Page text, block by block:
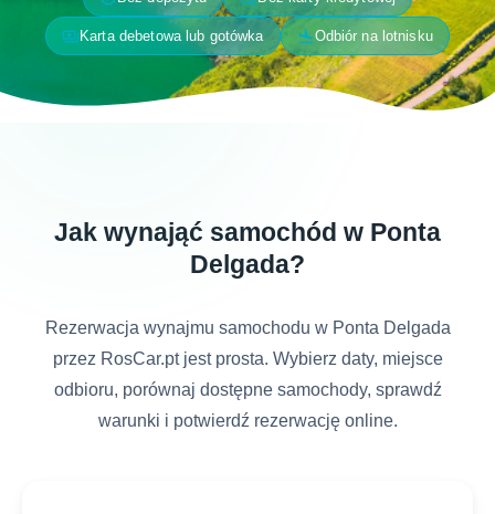
paymentsKarta debetowa lub gotówka flight_landOdbiór na lotnisku
Jak wynająć samochód w Ponta
Delgada?
Rezerwacja wynajmu samochodu w Ponta Delgada
przez RosCar.pt jest prosta. Wybierz daty, miejsce
odbioru, porównaj dostępne samochody, sprawdź
warunki i potwierdź rezerwację online.